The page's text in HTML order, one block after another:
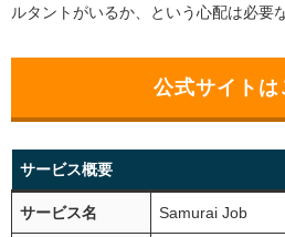
ルタントがいるか、という心配は必要
公式サイトは
サービス概要
サービス名 Samurai Job